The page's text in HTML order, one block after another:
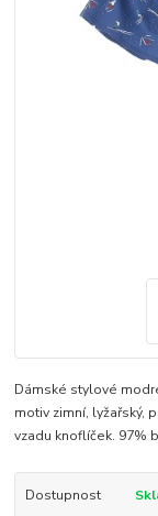
Dámské stylové
motiv zimní, lyžařský,
vzadu knoflíček. 97%
Dostupnost